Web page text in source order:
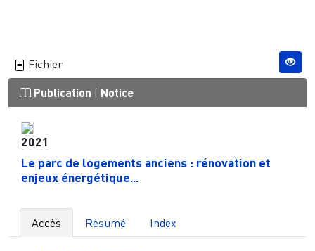
Fichier
Publication Notice
2021
Le parc de logements anciens : rénovation et
enjeux énergétique...
Accès Résumé Index